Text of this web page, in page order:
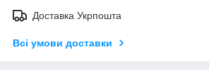
Доставка Укрпошта
Всі умови доставки